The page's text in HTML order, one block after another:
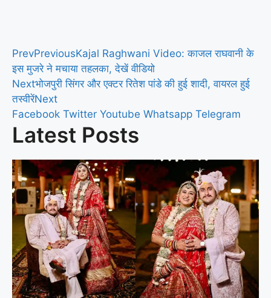
PrevPreviousKajal Raghwani Video: काजल राघवानी के
इस मुजरे ने मचाया तहलका, देखें वीडियो
Nextभोजपुरी सिंगर और एक्टर रितेश पांडे की हुई शादी, वायरल हुई
तस्वीरेंNext
Facebook Twitter Youtube Whatsapp Telegram
Latest Posts